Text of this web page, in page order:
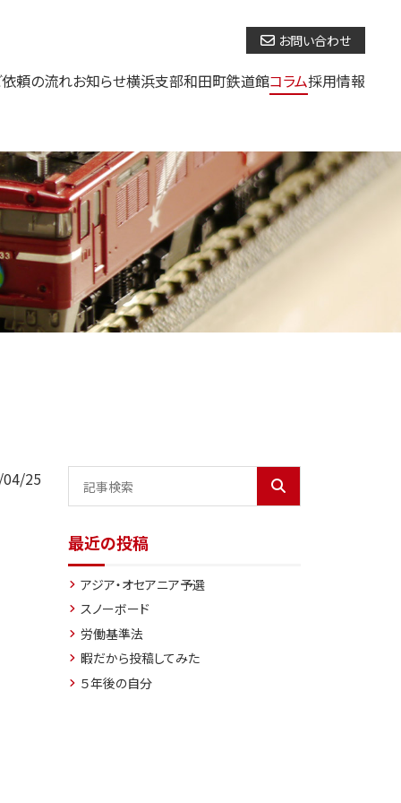
お問い合わせ
頼の流れお知らせ横浜支部和田町鉄道館コラム採用情報
04/25
最近の投稿
アジア・オセアニア予選
スノーボード
労働基準法
暇だから投稿してみた
５年後の自分